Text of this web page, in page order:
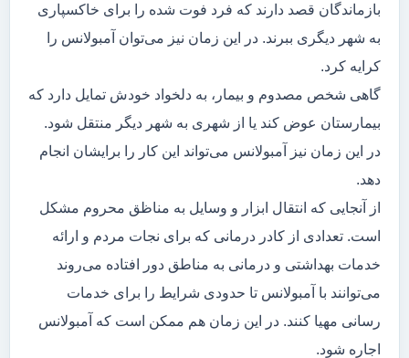
بازماندگان قصد دارند که فرد فوت شده را برای خاکسپاری
به شهر دیگری ببرند. در این زمان نیز می‌توان آمبولانس را
کرایه کرد.
گاهی شخص مصدوم و بیمار، به دلخواد خودش تمایل دارد که
بیمارستان عوض کند یا از شهری به شهر دیگر منتقل شود.
در این زمان نیز آمبولانس می‌تواند این کار را برایشان انجام
دهد.
از آنجایی که انتقال ابزار و وسایل به مناظق محروم مشکل
است. تعدادی از کادر درمانی که برای نجات مردم و ارائه
خدمات بهداشتی و درمانی به مناطق دور افتاده می‌روند
می‌توانند با آمبولانس تا حدودی شرایط را برای خدمات
رسانی مهیا کنند. در این زمان هم ممکن است که آمبولانس
اجاره شود.